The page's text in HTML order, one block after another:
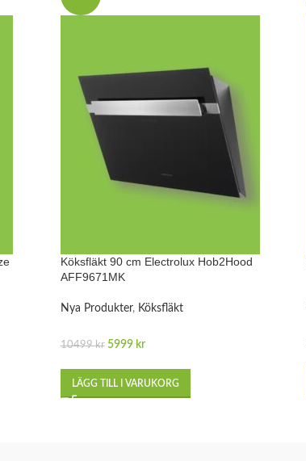
Köksfläkt 90 cm Electrolux Hob2Hood
AFF9671MK
Nya Produkter, Köksfläkt
10499kr 5999 kr
LÄGG TILL I VARUKORG